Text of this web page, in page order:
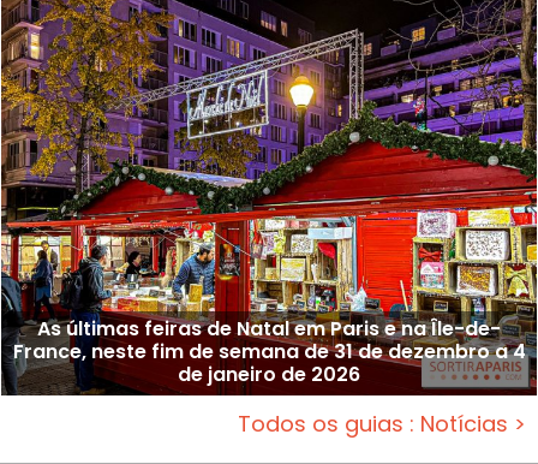
As últimas feiras de Natal em Paris e na Île-de-
France, neste fim de semana de 31 de dezembro a 4
de janeiro de 2026
Todos os guias : Notícias >